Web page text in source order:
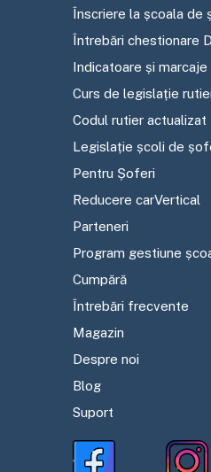
Înscriere la școala de
Întrebări chestionare
Indicatoare și marcaje
Curs de legislație
Codul rutier actualizat
Legislație școli de
Pentru Șoferi
Reducere carVertical
Parteneri
Program gestiune
Cumpără
Întrebări frecvente
Magazin
Despre noi
Blog
Suport